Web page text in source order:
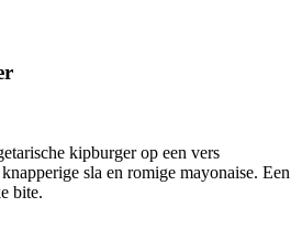
kipburger op een vers
sla en romige mayonaise. Een
bite.